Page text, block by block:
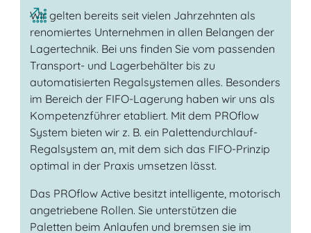
Wir gelten bereits seit vielen Jahrzehnten als
renomiertes Unternehmen in allen Belangen der
Lagertechnik. Bei uns finden Sie vom passenden
Transport- und Lagerbehälter bis zu
automatisierten Regalsystemen alles. Besonders
im Bereich der FIFO-Lagerung haben wir uns als
Kompetenzführer etabliert. Mit dem PROflow
System bieten wir z. B. ein Palettendurchlauf-
Regalsystem an, mit dem sich das FIFO-Prinzip
optimal in der Praxis umsetzen lässt.
Das PROflow Active besitzt intelligente, motorisch
angetriebene Rollen. Sie unterstützen die
Paletten beim Anlaufen und bremsen sie im